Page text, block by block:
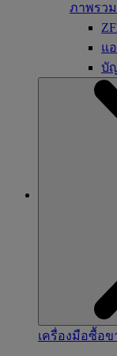
ภาพรว
แ
บั
เครื่องมือซื้อข